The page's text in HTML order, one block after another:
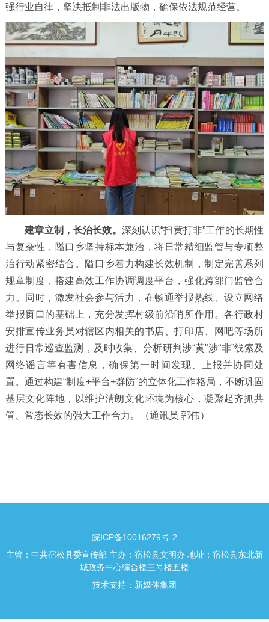
强行业自律，坚决抵制非法出版物，确保依法规范经营。
建章立制，长治长效。 深刻认识“扫黄打非”工作的长期性
与复杂性，隘口乡坚持标本兼治，将日常精细监管与专项整
治行动紧密结合。隘口乡着力构建长效机制，制定完善系列
规章制度，搭建高效工作协调调度平台，强化跨部门监管合
力。同时，激发社会参与活力，在畅通举报热线、设立网络
举报窗口的基础上，充分发挥村级前沿哨所作用。各行政村
安排宣传业务员对辖区内相关的书店、打印店、网吧等场所
进行日常巡查监测，及时收集、分析研判涉“黄”涉“非”线索及
网络谣言等有害信息，确保第一时间发现、上报并协同处
置。通过构建“制度+平台+群防”的立体化工作格局，不断巩固
基层文化阵地，以维护清朗文化环境为核心，凝聚起齐抓共
管、常态长效的强大工作合力。（通讯员 郭伟）
皖ICP备10016279号-2
主管：中共宿松县委宣传部 主办：宿松县文明办 地址：宿松县东北新
城政务中心综合楼三号楼五楼
技术支持：新媒体集团